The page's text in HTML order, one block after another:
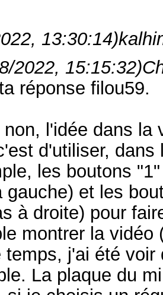
13:30:14)
2022, 15:15:32)
réponse filou59.
l'idée dans la
d'utiliser,
les boutons
gauche) et les
à droite) pour
montrer la vidéo
temps, j'ai été
La plaque du